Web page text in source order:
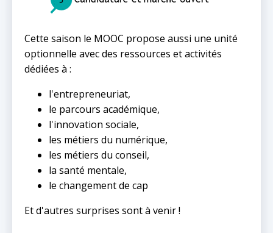
Cette saison le MOOC propose aussi une unité
optionnelle avec des ressources et activités
dédiées à :
l'entrepreneuriat,
le parcours académique,
l'innovation sociale,
les métiers du numérique,
les métiers du conseil,
la santé mentale,
le changement de cap
Et d'autres surprises sont à venir !